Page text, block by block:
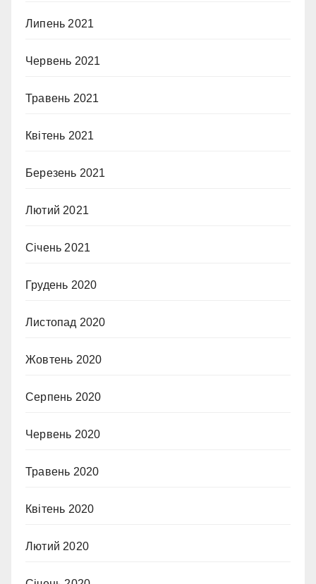
Липень 2021
Червень 2021
Травень 2021
Квітень 2021
Березень 2021
Лютий 2021
Січень 2021
Грудень 2020
Листопад 2020
Жовтень 2020
Серпень 2020
Червень 2020
Травень 2020
Квітень 2020
Лютий 2020